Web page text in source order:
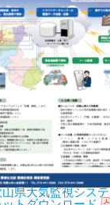
山県大気監視シス